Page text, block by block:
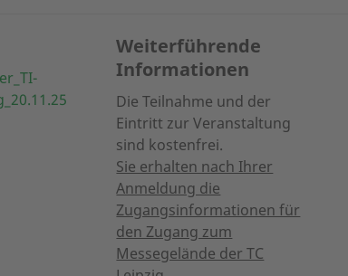
Weiterführende
Informationen
Die Teilnahme und der
Eintritt zur Veranstaltung
sind kostenfrei.
Sie erhalten nach Ihrer
Anmeldung die
Zugangsinformationen für
den Zugang zum
Messegelände der TC